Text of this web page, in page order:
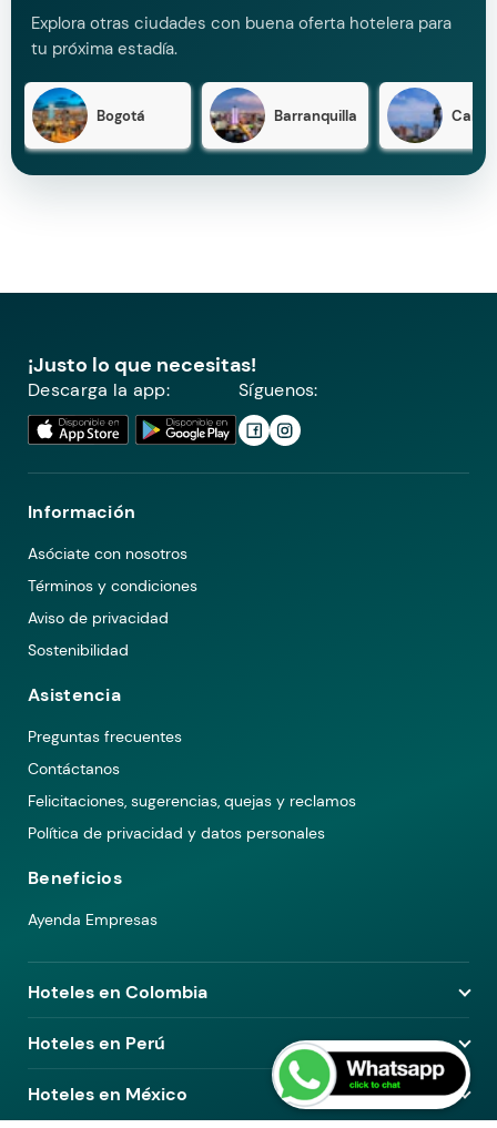
Explora otras ciudades con buena oferta hotelera para
tu próxima estadía.
Bogotá Barranquilla Cali
¡Justo lo que necesitas!
Descarga la app: Síguenos:
Información
Asóciate con nosotros
Términos y condiciones
Aviso de privacidad
Sostenibilidad
Asistencia
Preguntas frecuentes
Contáctanos
Felicitaciones, sugerencias, quejas y reclamos
Política de privacidad y datos personales
Beneficios
Ayenda Empresas
Hoteles en Colombia
Hoteles en Medellín
Hoteles en Bogotá
Hoteles en Pereira
Hoteles en Perú
Hoteles en Lima
Hoteles en Arequipa
Hoteles en México